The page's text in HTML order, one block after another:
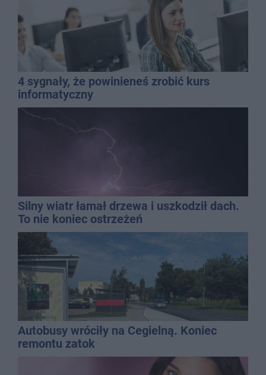
4 sygnały, że powinieneś zrobić kurs
informatyczny
Silny wiatr łamał drzewa i uszkodził dach.
To nie koniec ostrzeżeń
Autobusy wróciły na Cegielną. Koniec
remontu zatok